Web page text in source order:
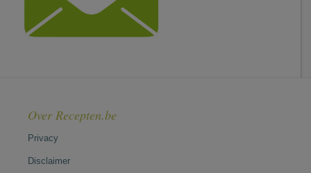
Over Recepten.be
Privacy
Disclaimer